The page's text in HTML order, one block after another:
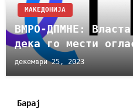
МАКЕДОНИЈА
ВМРО-ДПМНЕ:
дека го мести
декември 25, 2023
Барај